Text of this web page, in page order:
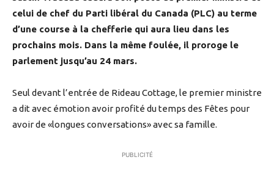
celui de chef du Parti libéral du Canada (PLC) au terme
d’une course à la chefferie qui aura lieu dans les
prochains mois. Dans la même foulée, il proroge le
parlement jusqu’au 24 mars.
Seul devant l’entrée de Rideau Cottage, le premier ministre
a dit avec émotion avoir profité du temps des Fêtes pour
avoir de «longues conversations» avec sa famille.
PUBLICITÉ